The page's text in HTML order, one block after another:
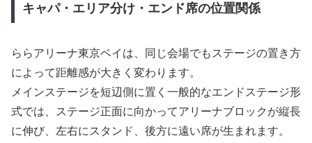
キャパ・エリア分け・エンド席の位置関係
ららアリーナ東京ベイは、同じ会場でもステージの置き方
によって距離感が大きく変わります。
メインステージを短辺側に置く一般的なエンドステージ形
式では、ステージ正面に向かってアリーナブロックが縦長
に伸び、左右にスタンド、後方に遠い席が生まれます。